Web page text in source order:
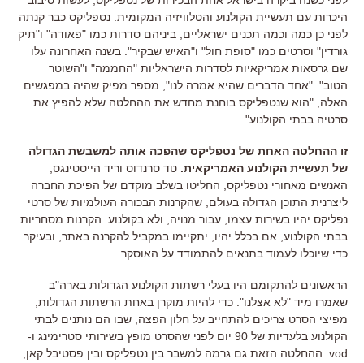
היכרות עם תעשיית הקולנוע והטלוויזיה המקומית נטפליקס כבר קנתה
לפני כן כמה וכמה תכנים ישראליים ביניהם סדרות כמו "פאודה" ו"תיק
גורדין" וסרטים כמו "סופת חול" ו"האיש שבקיר". בשנה האחרונה עלו
שם גרסאות אמריקאיות לסדרות הישראליות "החממה" ו"השוטר
הטוב". "אחד הדברים שהיא אמרה לנו", מספר מפיק שהיה במפגשים
האלה , "הוא שנטפליקס בוחנת מחדש את ההחלטה שלא להפיץ את
סרטיה בבתי הקולנוע".
זו ההחלטה האחת של נטפליקס שהפכה אותה למשבשת הגדולה
של תעשיית הקולנוע האמריקאית. טד סרנדוס וריד הייסטינגס
האנשים מאחורי נטפליקס החליטו בשלב מוקדם של הפיכת החברה
ליצרנית התוכן הגדולה בעולם שהקרנות הבכורה העולמיות של סרטי
נפליקס יהיו בשירות עצמו עבור מנויה ולא בקולנוע הקרנות מסחריות
בבתי הקולנוע אם בכלל יהיו יתקיימו במקביל להקרנה באתר ובעיקר
כדי שיוכלו לעמוד בתנאים להתמודד על האוסקר
הראשונים להתקומם היו בעלי רשתות הקולנוע הגדולות בארה"ב
שאמרו מיד "לא אצלנו". כדי להיות מוקרן באחת הרשתות הגדולות
מפיצי הסרט צריכים להתחייב על חלון הפצה שבו הם נותנים לבתי
הקולנוע בלעדיות של 90 יום לפני שהסרט מופץ בשירותי סטרימינג ו-
vod. ההחלטה הזאת גם גרמה למשבר בין נטפליקס ובין פסטיבל קאן